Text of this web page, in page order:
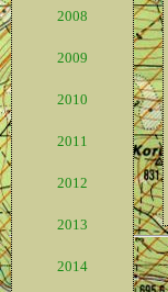
2008
2009
2010
2011
2012
2013
2014